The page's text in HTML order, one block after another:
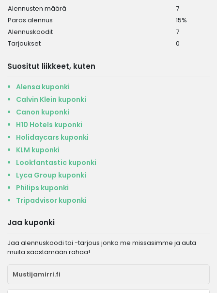
Alennusten määrä
7
Paras alennus
15%
Alennuskoodit
7
Tarjoukset
0
Suositut liikkeet, kuten
Alensa kuponki
Calvin Klein kuponki
Canon kuponki
H10 Hotels kuponki
Holidaycars kuponki
KLM kuponki
Lookfantastic kuponki
Lyca Group kuponki
Philips kuponki
Tripadvisor kuponki
Jaa kuponki
Jaa alennuskoodi tai -tarjous jonka me missasimme ja auta
muita säästämään rahaa!